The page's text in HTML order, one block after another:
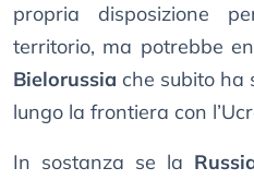
propria disposizione
territorio, ma potrebbe
Bielorussia che subito ha
lungo la frontiera con
In sostanza se la